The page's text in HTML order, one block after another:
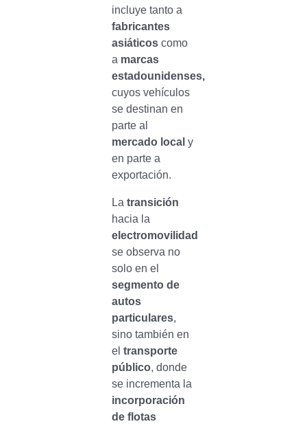
incluye tanto a
fabricantes
asiáticoscomo
a marcas
estadounidenses,
cuyos vehículos
se destinan en
parte al
mercado local y
en parte a
exportación.
La transición
hacia la
electromovilidad
se observa no
solo en el
segmento de
autos
particulares,
sino también en
el transporte
público, donde
se incrementa la
incorporación
de flotas